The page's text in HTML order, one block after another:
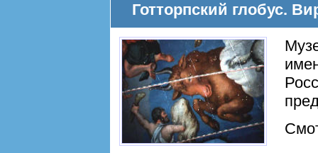
Готторпский глобус.